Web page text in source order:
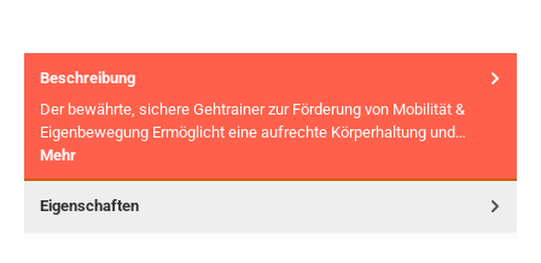
Beschreibung
Der bewährte, sichere Gehtrainer zur Förderung von Mobilität &
Eigenbewegung Ermöglicht eine aufrechte Körperhaltung und…
Mehr
Eigenschaften